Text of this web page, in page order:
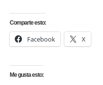
Comparte esto:
Facebook X
Me gusta esto: